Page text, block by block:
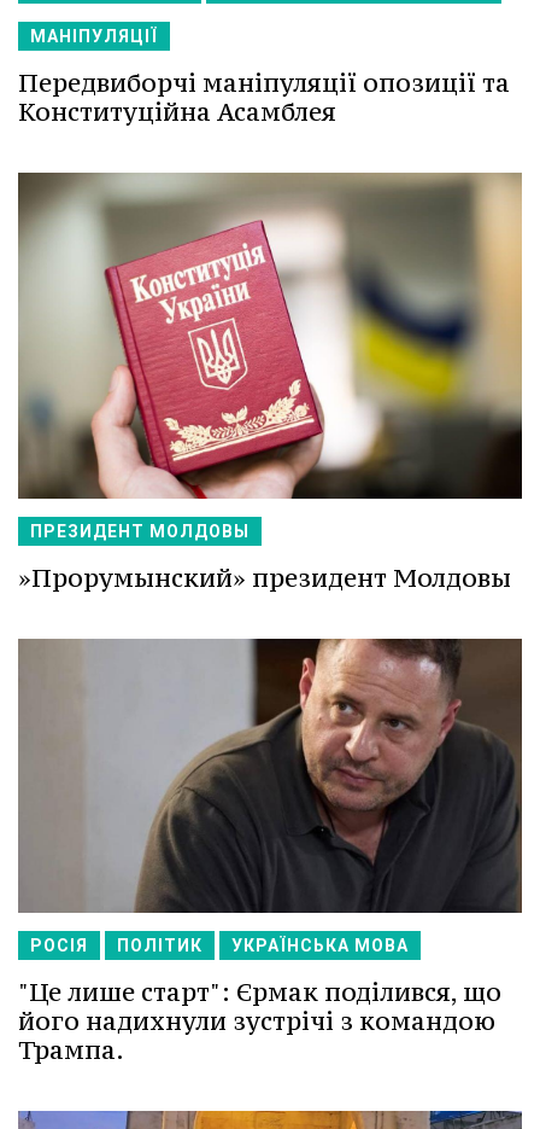
МАНІПУЛЯЦІЇ
Передвиборчі маніпуляції опозиції та
Конституційна Асамблея
ПРЕЗИДЕНТ МОЛДОВЫ
»Прорумынский» президент Молдовы
РОСІЯ ПОЛІТИК УКРАЇНСЬКА МОВА
"Це лише старт": Єрмак поділився, що
його надихнули зустрічі з командою
Трампа.